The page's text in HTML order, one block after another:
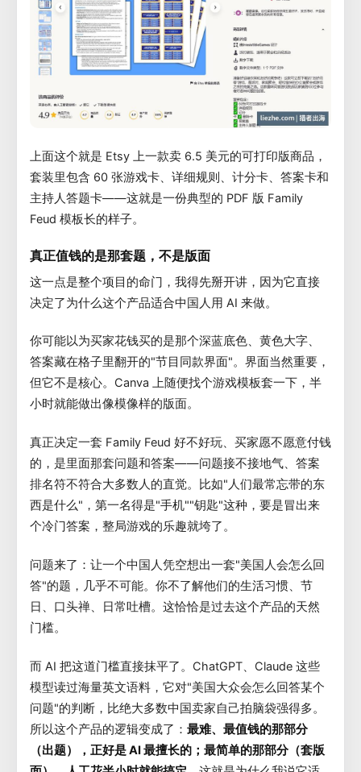
上面这个就是 Etsy 上一款卖 6.5 美元的可打印版商品，
套装里包含 60 张游戏卡、详细规则、计分卡、答案卡和
主持人答题卡——这就是一份典型的 PDF 版 Family
Feud 模板长的样子。
真正值钱的是那套题，不是版面
这一点是整个项目的命门，我得先掰开讲，因为它直接
决定了为什么这个产品适合中国人用 AI 来做。
你可能以为买家花钱买的是那个深蓝底色、黄色大字、
答案藏在格子里翻开的"节目同款界面"。界面当然重要，
但它不是核心。Canva 上随便找个游戏模板套一下，半
小时就能做出像模像样的版面。
真正决定一套 Family Feud 好不好玩、买家愿不愿意付钱
的，是里面那套问题和答案——问题接不接地气、答案
排名符不符合大多数人的直觉。比如"人们最常忘带的东
西是什么"，第一名得是"手机""钥匙"这种，要是冒出来
个冷门答案，整局游戏的乐趣就垮了。
问题来了：让一个中国人凭空想出一套"美国人会怎么回
答"的题，几乎不可能。你不了解他们的生活习惯、节
日、口头禅、日常吐槽。这恰恰是过去这个产品的天然
门槛。
而 AI 把这道门槛直接抹平了。ChatGPT、Claude 这些
模型读过海量英文语料，它对"美国大众会怎么回答某个
问题"的判断，比绝大多数中国卖家自己拍脑袋强得多。
所以这个产品的逻辑变成了： 最难、最值钱的那部分
（出题），正好是 AI 最擅长的；最简单的那部分（套版